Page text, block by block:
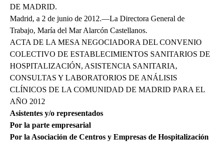
DE MADRID.
Madrid, a 2 de junio de 2012.—La Directora General de
Trabajo, María del Mar Alarcón Castellanos.
ACTA DE LA MESA NEGOCIADORA DEL CONVENIO
COLECTIVO DE ESTABLECIMIENTOS SANITARIOS DE
HOSPITALIZACIÓN, ASISTENCIA SANITARIA,
CONSULTAS Y LABORATORIOS DE ANÁLISIS
CLÍNICOS DE LA COMUNIDAD DE MADRID PARA EL
AÑO 2012
Asistentes y/o representados
Por la parte empresarial
Por la Asociación de Centros y Empresas de Hospitalización